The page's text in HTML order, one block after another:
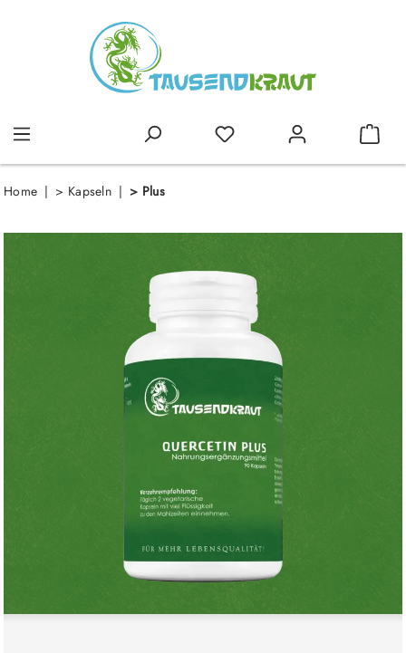
Home > Kapseln > Plus
Bildergalerie überspringen